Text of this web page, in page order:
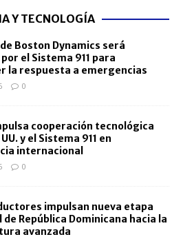
Y TECNOLOGÍA
Boston Dynamics será
el Sistema 911 para
la respuesta a emergencias
0
cooperación tecnológica
y el Sistema 911 en
internacional
0
impulsan nueva etapa
República Dominicana hacia la
avanzada